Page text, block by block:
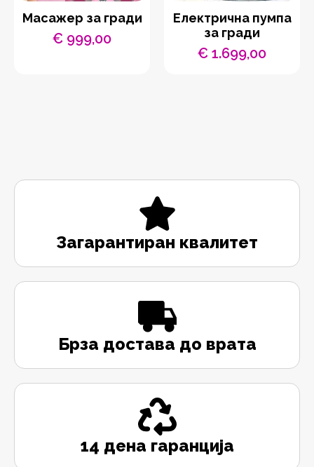
Масажер за гради
€ 999,00
Електрична пумпа
за гради
€ 1.699,00
Загарантиран квалитет
Брза достава до врата
14 дена гаранција